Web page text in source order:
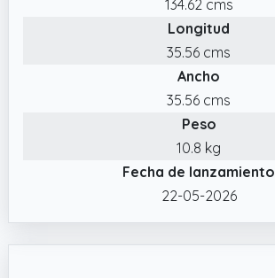
134.62 cms
Longitud
35.56 cms
Ancho
35.56 cms
Peso
10.8 kg
Fecha de lanzamiento
22-05-2026